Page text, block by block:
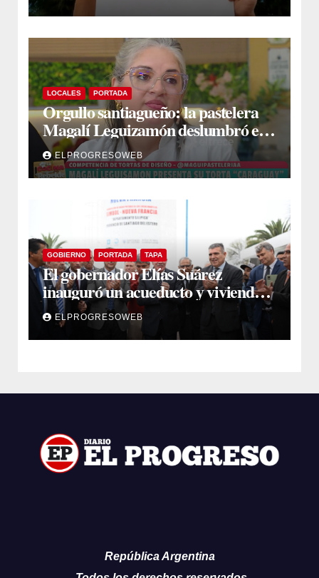
LOCALES PORTADA
Orgullo santiagueño: la pastelera
Magalí Leguizamón deslumbró en
Canal 13 con su torta “Caraguay” y
ganó la competencia
ELPROGRESOWEB
GOBIERNO PORTADA TAPA
El gobernador Elías Suárez
inauguró un acueducto y viviendas
sociales en El Simbol y Nueva
Francia
ELPROGRESOWEB
República Argentina